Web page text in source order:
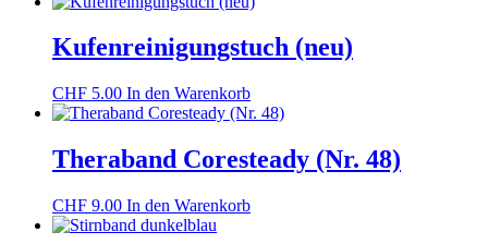
Kufenreinigungstuch (neu)
CHF 5.00 In den Warenkorb
Theraband Coresteady (Nr. 48)
CHF 9.00 In den Warenkorb